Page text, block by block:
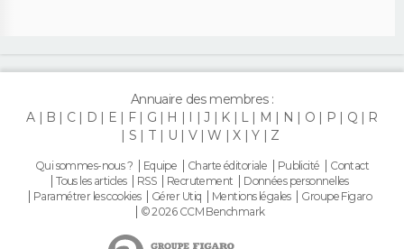
Annuaire des membres :
A
B C D E F G H I J K L M N O P Q
R
S
T U V W X Y Z
Qui sommes-nous ? Equipe Charte éditoriale Publicité
Contact
Tous les articles
RSS Recrutement
Données personnelles
Paramétrer les cookies
Gérer Utiq Mentions légales
Groupe Figaro
© 2026 CCM Benchmark